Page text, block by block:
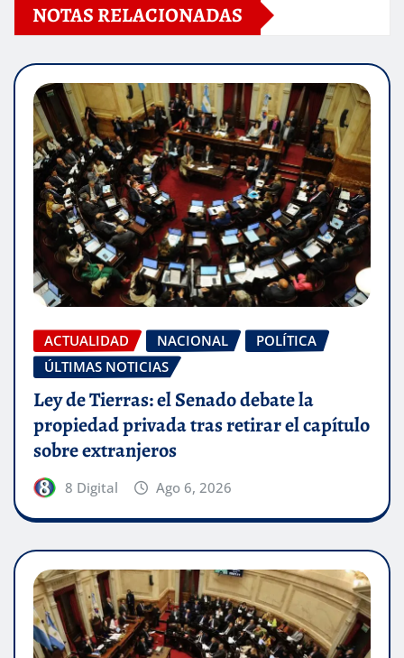
NOTAS RELACIONADAS
ACTUALIDAD NACIONAL
POLÍTICA
ÚLTIMAS NOTICIAS
Ley de Tierras: el Senado debate la
propiedad privada tras retirar el capítulo
sobre extranjeros
8 Digital Ago 6, 2026